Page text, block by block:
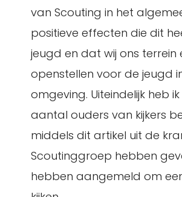
van Scouting in het
positieve effecten die dit
jeugd en dat wij ons terrein
openstellen voor de jeugd
omgeving. Uiteindelijk heb
aantal ouders van kijkers
middels dit artikel uit de
Scoutinggroep hebben
hebben aangemeld om